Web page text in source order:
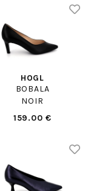
HOGL
BOBALA
NOIR
159.00 €